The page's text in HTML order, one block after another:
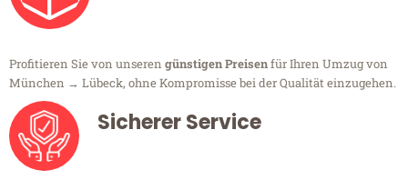
Profitieren Sie von unseren günstigen Preisenfür Ihren Umzug von
München → Lübeck, ohne Kompromisse bei der Qualität einzugehen.
Sicherer Service